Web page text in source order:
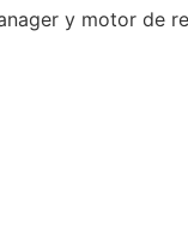
y motor de